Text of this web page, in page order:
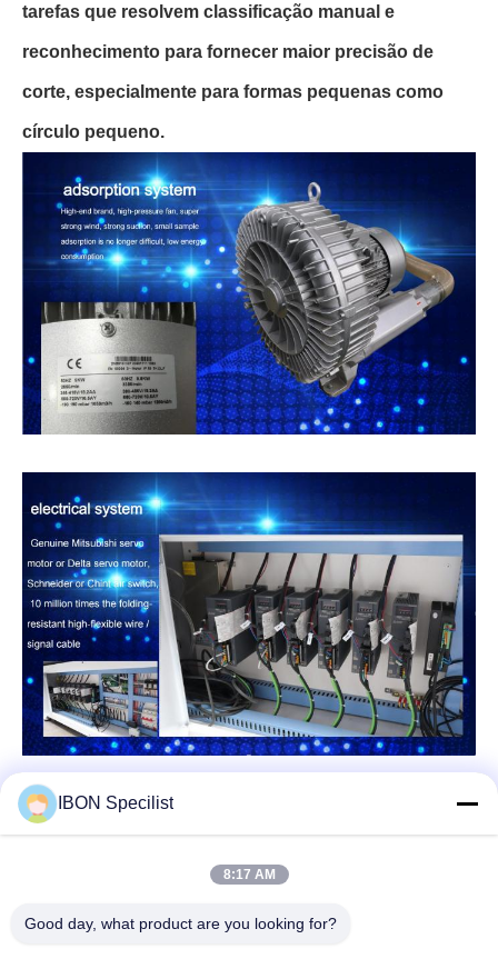
tarefas que resolvem classificação manual e
reconhecimento para fornecer maior precisão de
corte, especialmente para formas pequenas como
círculo pequeno.
IBON Specilist
8:17 AM
Good day, what product are you looking for?